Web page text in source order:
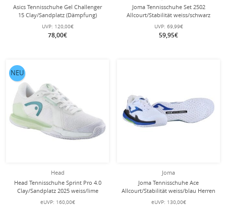
Asics Tennisschuhe Gel Challenger
15 Clay/Sandplatz (Dämpfung)
weiss/hellgrün Herren
UVP: 120,00€
78,00€
Joma Tennisschuhe Set 2502
Allcourt/Stabilität weiss/schwarz
Herren
UVP: 69,99€
59,95€
Head
Head Tennisschuhe Sprint Pro 4.0
Clay/Sandplatz 2025 weiss/lime
Damen
eUVP: 160,00€
NEU
Joma
Joma Tennisschuhe Ace
Allcourt/Stabilität weiss/blau Herren
eUVP: 130,00€